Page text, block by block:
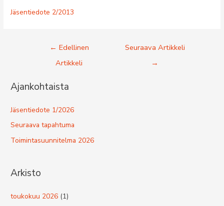
Jäsentiedote 2/2013
Artikkelien
← Edellinen
Artikkeli
Seuraava Artikkeli
→
Ajankohtaista
Jäsentiedote 1/2026
Seuraava tapahtuma
Toimintasuunnitelma 2026
Arkisto
toukokuu 2026 (1)